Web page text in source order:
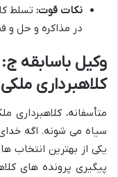
نکات قوت: تسلط
در مذاکره و حل و
وکیل باسابقه ج:
کلاهبرداری ملکی
متأسفانه،
سیاه می شونه. اگه
یکی از بهترین انتخاب
پیگیری پرونده های